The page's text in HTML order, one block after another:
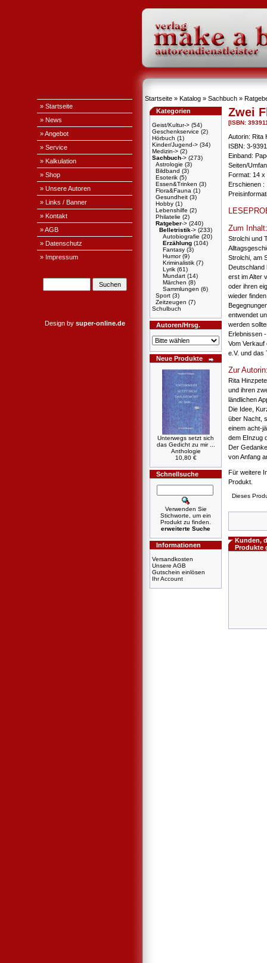
» Startseite
» News
» Angebot
» Service
» Kalkulation
» Shop
» Unsere Autoren
» Links / Banner
» Kontakt
» AGB
» Datenschutz
» Impressum
Design by super-online.de
Startseite » Katalog » Sachbuch »
Kategorien
Geist/Kultur-> (54)
Geschenkservice (2)
Hörbuch (1)
Kinder/Jugend-> (34)
Medizin-> (2)
Sachbuch-> (273)
Astrologie (3)
Bildband (3)
Esoterik (5)
Essen&Trinken (3)
Flora&Fauna (1)
Gesundheit (3)
Hobby (1)
Lebenshilfe (2)
Philatelie (2)
Ratgeber-> (240)
Belletristik-> (233)
Autobiografie (20)
Erzählung (104)
Fantasy (3)
Humor(9)
Kriminalistik (7)
Lyrik (61)
Mundart (14)
Märchen (8)
Sammlungen (6)
Sport (3)
Zeitzeugen (7)
Schulbuch
Autoren/Hrsg.
Neue Produkte
Unterwegs setzt sich
das Gedicht zu mir ...
Anthologie
10,80 €
Schnellsuche
Verwenden Sie
Stichworte, um ein
Produkt zu finden.
erweiterte Suche
Informationen
Versandkosten
Unsere AGB
Gutschein einlösen
Ihr Account
Zwei
[ISBN:
Autorin: Rita
ISBN: 3-
Einband:
Seiten/
Format: 14 x
Erschienen :
Zum Inhalt:
Strolchi und
Strolchi, am
Deutschland
erst im Alter
oder ihren
wieder
entwendet
werden
Erlebnissen
Vom
e.V. und das
Zur
Rita
und ihren
ländlichen
Die Idee,
über Nacht,
einem acht-
dem EInzug
Der
von Anfang
Für weitere
Produkt.
Dieses
Kunden,
Produkte